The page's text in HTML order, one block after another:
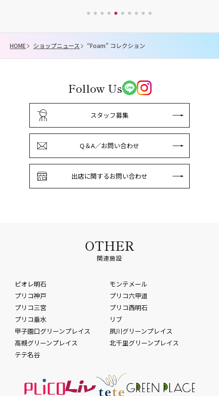
HOME ショップニュース “Foam” コレクション
Follow Us
スタッフ募集
Q＆A／お問い合わせ
出店に関するお問い合わせ
OTHER
関連施設
ピオレ明石
モンテメール
プリコ神戸
プリコ六甲道
プリコ三宮
プリコ西明石
プリコ垂水
リブ
甲子園口グリーンプレイス
夙川グリーンプレイス
高槻グリーンプレイス
北千里グリーンプレイス
テテ名谷